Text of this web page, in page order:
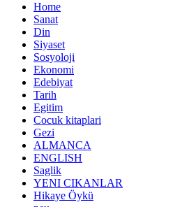
Home
Sanat
Din
Siyaset
Sosyoloji
Ekonomi
Edebiyat
Tarih
Egitim
Cocuk kitaplari
Gezi
ALMANCA
ENGLISH
Saglik
YENI CIKANLAR
Hikaye Öykü